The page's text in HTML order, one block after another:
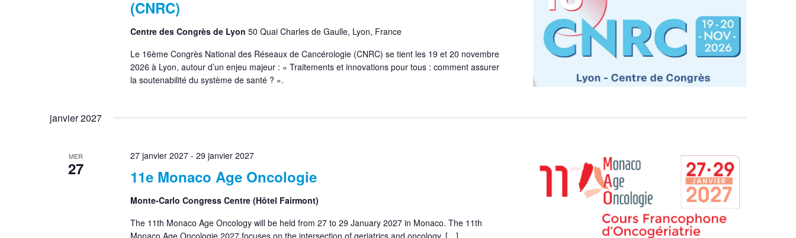
(CNRC)
Centre des Congrès de Lyon 50 Quai Charles de Gaulle, Lyon, France
Le 16ème Congrès National des Réseaux de Cancérologie (CNRC) se tient les 19 et 20 novembre
2026 à Lyon, autour d’un enjeu majeur : « Traitements et innovations pour tous : comment assurer
la soutenabilité du système de santé ? ».
janvier 2027
MER
27 11e Monaco Age Oncologie
27 janvier 2027- 29 janvier 2027
Monte-Carlo Congress Centre (Hôtel Fairmont)
The 11th Monaco Age Oncology will be held from 27 to 29 January 2027 in Monaco. The 11th